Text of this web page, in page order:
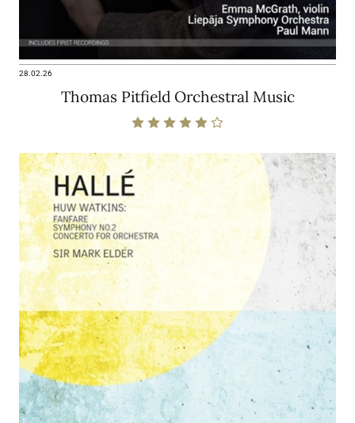
28.02.26
Thomas Pitfield Orchestral Music